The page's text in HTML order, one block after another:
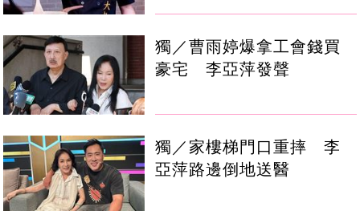
獨／曹雨婷爆拿工會錢買
豪宅 李亞萍發聲
獨／家樓梯門口重摔 李
亞萍路邊倒地送醫